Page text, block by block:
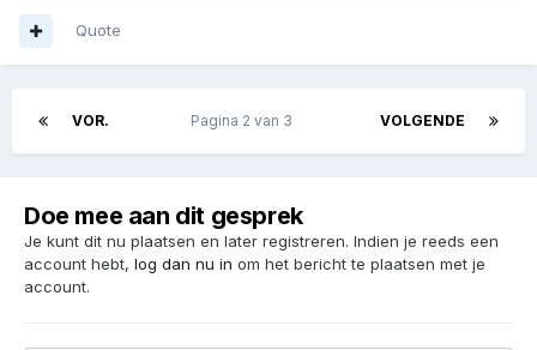
Quote
VOR. VOLGENDE
Pagina 2 van 3
Doe mee aan dit gesprek
Je kunt dit nu plaatsen en later registreren. Indien je reeds een
account hebt, log dan nu in om het bericht te plaatsen met je
account.